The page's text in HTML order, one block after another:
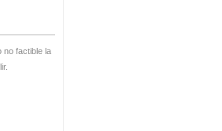
no factible la